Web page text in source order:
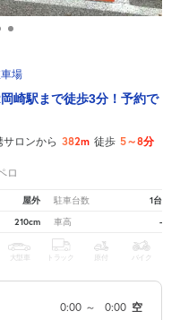
場
崎駅まで徒歩3分！予約で
ロンから 382m 徒歩 5～8分
ロ
屋外 駐車台数 1台
210cm 車高 -
大型車 トラック 原付 バイク
0:00 ～ 0:00 空